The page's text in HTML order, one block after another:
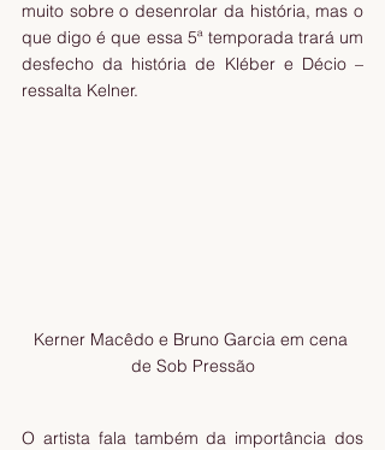
muito sobre o desenrolar da história, mas o
que digo é que essa 5ª temporada trará um
desfecho da história de Kléber e Décio –
ressalta Kelner.
Kerner Macêdo e Bruno Garcia em cena
de Sob Pressão
O artista fala também da importância dos